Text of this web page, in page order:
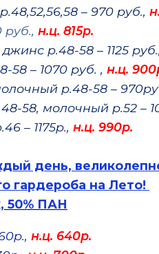
– 970 руб.,
н.ц. 815р.
р.48-58 – 1125 руб.,
– 1070 руб. , н.ц.
р.48-58 –
58, молочный р.52 –
– 1175р., н.ц. 990р.
день,
гардероба на Лето!
50% ПАН
н.ц. 640р.